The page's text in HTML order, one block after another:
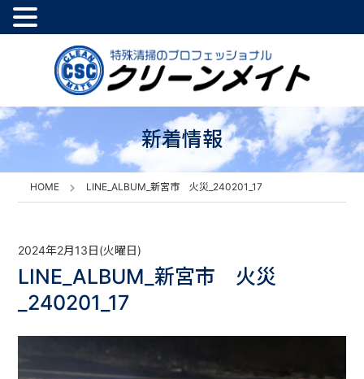
新着情報
HOME LINE_ALBUM_新宮市 火災_240201_17
2024年2月13日(火曜日)
LINE_ALBUM_新宮市 火災
_240201_17